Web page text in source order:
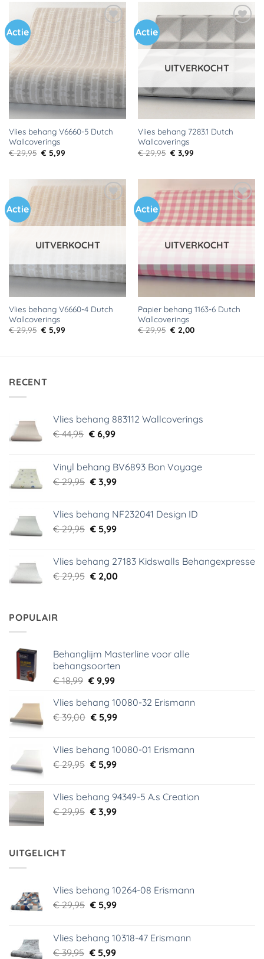
Actie
Toevoegen
aan
verlanglijst
Vlies behang V6660-5 Dutch
Wallcoverings
€29,95 Oorspronkelijke
prijs
€ 5,99Huidige
Actie
Toevoegen
aan
verlanglijst
UITVERKOCHT
Vlies behang 7283.1 Dutch
Wallcoverings
€29,95 Oorspronkelijke
prijs
€ 3,99Huidige
Actie
verlanglijst
UITVERKOCHT
Vlies behang V6660-4 Dutch
Wallcoverings
€29,95 Oorspronkelijke
prijs
€ 5,99Huidige
Actie
Toevoegen
aan
verlanglijst
UITVERKOCHT
Papier behang 1163-6 Dutch
Wallcoverings
€29,95 Oorspronkelijke
prijs
€ 2,00Huidige
RECENT
Vlies behang 883112 Wallcoverings
€44,95 Oorspronkelijke
€ 44,95.
€6,99Huidige
€ 6,99.
Vinyl behang BV6893 Bon Voyage
€29,95 Oorspronkelijke
€ 29,95.
€3,99Huidige
€ 3,99.
Vlies behang NF232041 Design ID
€29,95 Oorspronkelijke
€ 29,95.
€5,99Huidige
€ 5,99.
Vlies behang 27183 Kidswalls Behangexpresse
€29,95 Oorspronkelijke
€2,00Huidige
POPULAIR
Behanglijm Masterline voor alle
behangsoorten
€18,99 Oorspronkelijke
was:
€ 18,99.
€9,99Huidige
is:
€ 9,99.
Vlies behang 10080-32 Erismann
€39,00 Oorspronkelijke
€ 39,00.
€5,99Huidige
€ 5,99.
Vlies behang 10080-01 Erismann
€29,95 Oorspronkelijke
€ 29,95.
€5,99Huidige
€ 5,99.
Vlies behang 94349-5 A.s Creation
€29,95 Oorspronkelijke
€3,99Huidige
UITGELICHT
Vlies behang 10264-08 Erismann
€29,95 Oorspronkelijke
€ 29,95.
€5,99Huidige
€ 5,99.
Vlies behang 10318-47 Erismann
€39,95 Oorspronkelijke
€5,99Huidige